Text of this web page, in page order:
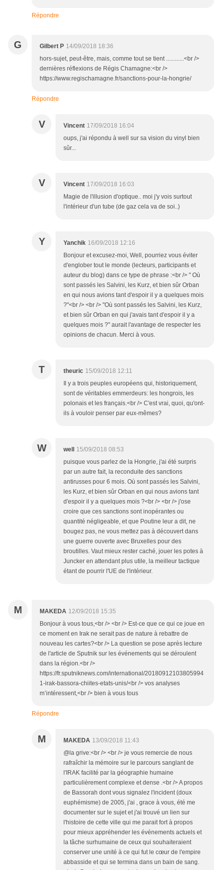
Répondre
G Gilbert P 14/09/2018 18:36
hors-sujet, peut-être, mais, comme tout se tient ............<br />
dernières réflexions de Régis Chamagne:<br />
https://www.regischamagne.fr/sanctions-pour-la-hongrie/
Répondre
V Vincent 17/09/2018 16:04
oups, j'ai répondu à well sur sa vision du vinyl bien
sûr...
V Vincent 17/09/2018 16:03
Magie de l'illusion d'optique.. moi j'y vois surtout
l'intérieur d'un tube (de gaz cela va de soi..)
Y Yanchik 16/09/2018 12:16
Bonjour et excusez-moi, Well, pourriez vous éviter
d'englober tout le monde (lecteurs, participants et
auteur du blog) dans ce type de phrase :<br /> " Où
sont passés les Salvini, les Kurz, et bien sûr Orban
en qui nous avions tant d'espoir il y a quelques mois
?"<br /> <br /> "Où sont passés les Salvini, les Kurz,
et bien sûr Orban en qui j'avais tant d'espoir il y a
quelques mois ?" aurait l'avantage de respecter les
opinions de chacun. Merci à vous.
T theuric 15/09/2018 12:11
Il y a trois peuples européens qui, historiquement,
sont de véritables emmerdeurs: les hongrois, les
polonais et les français.<br /> C'est vrai, quoi, qu'ont-
ils à vouloir penser par eux-mêmes?
W well
15/09/2018 08:53
puisque vous parlez de la Hongrie, j'ai été surpris
par un autre fait, la reconduite des sanctions
antirusses pour 6 mois. Où sont passés les Salvini,
les Kurz, et bien sûr Orban en qui nous avions tant
d'espoir il y a quelques mois ?<br /> <br /> j'ose
croire que ces sanctions sont inopérantes ou
quantité négligeable, et que Poutine leur a dit, ne
bougez pas, ne vous mettez pas à découvert dans
une guerre ouverte avec Bruxelles pour des
broutilles. Vaut mieux rester caché, jouer les potes à
Juncker en attendant plus utile, la meilleur tactique
étant de pourrir l'UE de l'intérieur.
M MAKEDA 12/09/2018 15:35
Bonjour à vous tous,<br /> <br /> Est-ce que ce qui ce joue en
ce moment en Irak ne serait pas de nature à rebattre de
nouveau les cartes?<br /> La question se pose après lecture
de l'article de Sputnik sur les événements qui se déroulent
dans la région.<br />
https://fr.sputniknews.com/international/20180912103805994
1-irak-bassora-chiites-etats-unis/<br /> vos analyses
m’intéressent,<br /> bien à vous tous
Répondre
M MAKEDA 13/09/2018 11:43
@la grive:<br /> <br /> je vous remercie de nous
rafraîchir la mémoire sur le parcours sanglant de
l'IRAK facilité par la géographie humaine
particulièrement complexe et dense .<br /> A propos
de Bassorah dont vous signalez l'incident (doux
euphémisme) de 2005, j'ai , grace à vous, été me
documenter sur le sujet et j'ai trouvé un lien sur
l'histoire de cette ville qui me parait fort à propos
pour mieux appréhender les événements actuels et
la tâche surhumaine de ceux qui souhaiteraient
conserver une unité à ce qui fut le cœur de l'empire
abbasside et qui se termina dans un bain de sang.